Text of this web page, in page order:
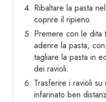
Ribaltare la pasta
coprire il ripieno.
Premere con le dita
aderire la pasta,
tagliare la pasta in
dei ravioli.
Trasferire i ravioli
infarinato ben